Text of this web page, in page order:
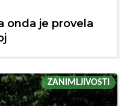
onda je provela
ZANIMLJIVOSTI